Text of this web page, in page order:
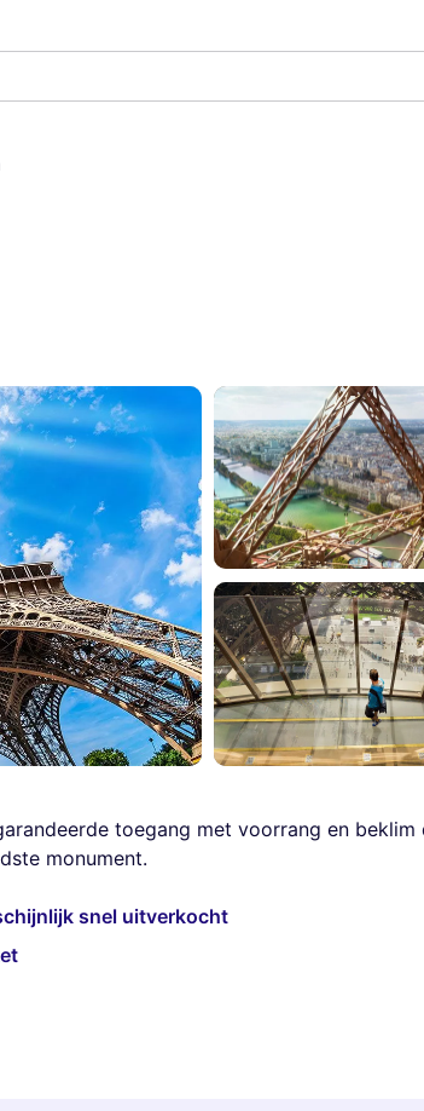
toegang met voorrang en beklim
monument.
snel uitverkocht